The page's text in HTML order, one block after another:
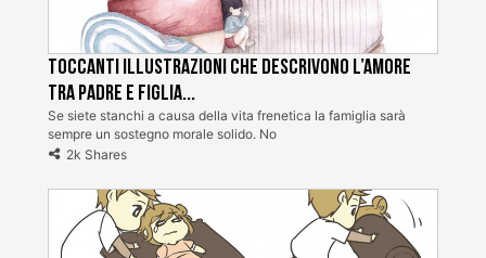
Toccanti Illustrazioni che descrivono l’amore
tra padre e figlia...
Se siete stanchi a causa della vita frenetica la famiglia sarà
sempre un sostegno morale solido. No
2k Shares